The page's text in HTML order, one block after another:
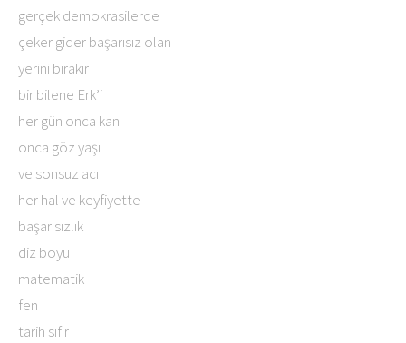
gerçek demokrasilerde
çeker gider başarısız olan
yerini bırakır
bir bilene Erk’i
her gün onca kan
onca göz yaşı
ve sonsuz acı
her hal ve keyfiyette
başarısızlık
diz boyu
matematik
fen
tarih sıfır